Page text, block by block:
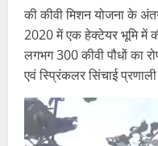
की कीवी मिशन योजना के
2020 में एक हेक्टेयर भूमि में
लगभग 300 कीवी पौधों का
एवं स्प्रिंकलर सिंचाई
Video
Player